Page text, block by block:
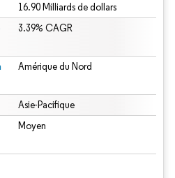
16.90 Milliards de dollars
3.39% CAGR
Amérique du Nord
Asie-Pacifique
Moyen
réutilisation nécessite une attribution sous CC